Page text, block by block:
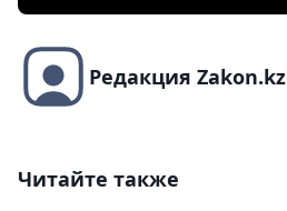
Редакция Zakon.kz
Читайте также